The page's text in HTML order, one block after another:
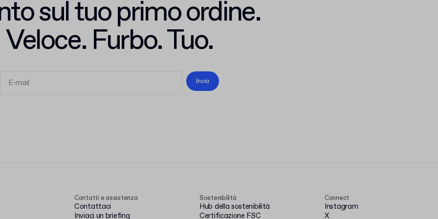
sul tuo primo ordine.
Veloce. Furbo. Tuo.
Invia
Contatti e assistenza
Contattaci
Inviaci un briefing
Sostenibilità
Hub della sostenibilità
Certificazione FSC
Connect
Instagram
X